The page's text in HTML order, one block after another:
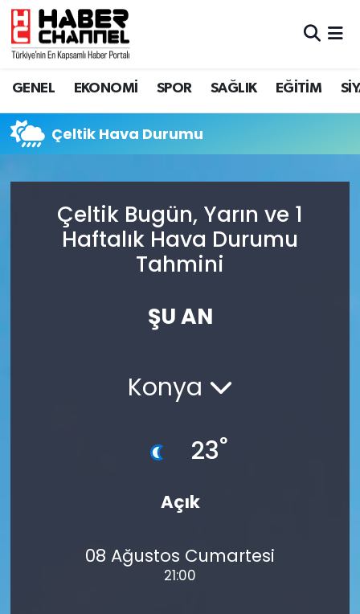
GENEL EKONOMİ SPOR SAĞLIK EĞİTİM
Çeltik Hava Durumu
Çeltik Bugün, Yarın ve 1
Haftalık Hava Durumu
Tahmini
ŞU AN
Konya
23°
Açık
08 Ağustos Cumartesi
21:00
GENEL
SPOR
SAĞLIK
EĞİTİM
Nöbetçi Eczaneler
Trafik Durumu
Süper Lig Puan Durumu ve Fikstür
Tüm Manşetler
Son Dakika Haberleri